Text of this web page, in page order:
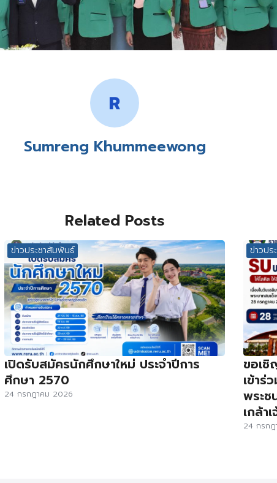
Sumreng Khummeewong
Related Posts
ข่าวประชาสัมพันธ์
เปิดรับสมัครนักศึกษาใหม่ ประจำปีการ
ศึกษา 2570
24 กรกฎาคม 2026
ข่าวป
ขอเ
เข้าร่
พระช
เกล้า
24 กรก